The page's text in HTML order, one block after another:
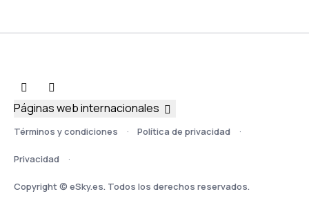
Términos y condiciones Política de privacidad
Privacidad
Copyright © eSky.es. Todos los derechos reservados.
Páginas web internacionales